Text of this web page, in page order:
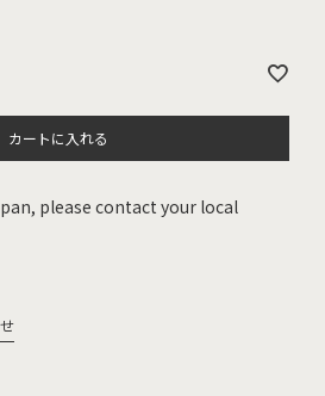
カートに入れる
please contact your local